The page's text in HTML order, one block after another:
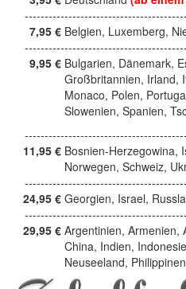
7,95 € Belgien, Luxemberg,
9,95 € Bulgarien, Dänemark,
Großbritannien, Irland,
Monaco, Polen,
Slowenien, Spanien,
11,95 € Bosnien-Herzegowina,
Norwegen, Schweiz,
24,95 € Georgien, Israel,
29,95 € Argentinien, Armenien,
China, Indien,
Neuseeland,